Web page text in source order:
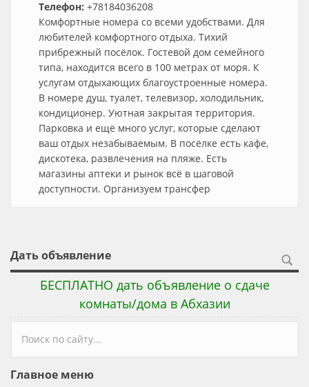
Телефон: +78184036208
Комфортные номера со всеми удобствами. Для
любителей комфортного отдыха. Тихий
прибрежный посёлок. Гостевой дом семейного
типа, находится всего в 100 метрах от моря. К
услугам отдыхающих благоустроенные номера.
В номере душ, туалет, телевизор, холодильник,
кондиционер. Уютная закрытая территория.
Парковка и ещё много услуг, которые сделают
ваш отдых незабываемым. В посёлке есть кафе,
дискотека, развлечения на пляже. Есть
магазины аптеки и рынок всё в шаговой
доступности. Организуем трансфер
Дать объявление
БЕСПЛАТНО дать объявление о сдаче
комнаты/дома в Абхазии
Форма поиска
Главное меню